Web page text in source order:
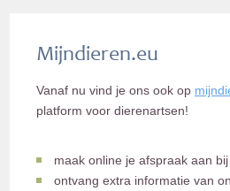
Mijndieren.eu
Vanaf nu vind je ons ook op
platform voor dierenartsen!
maak online je afspraak aan
ontvang extra informatie van